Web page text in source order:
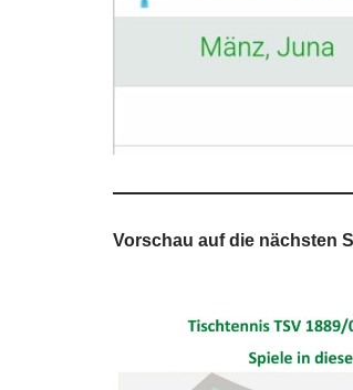
Vorschau auf die nächsten